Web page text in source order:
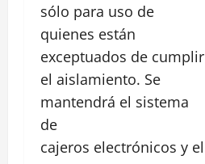
sólo para uso de
quienes están
exceptuados de cumplir
el aislamiento. Se
mantendrá el sistema
de
cajeros electrónicos y el